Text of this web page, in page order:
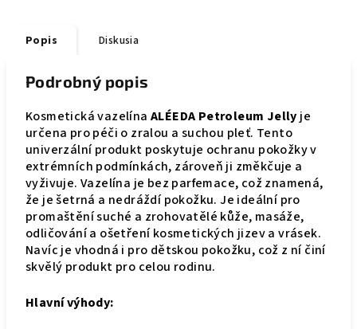
Popis Diskusia
Podrobný popis
Kosmetická vazelína ALÉEDA Petroleum Jelly je
určena pro péči o zralou a suchou pleť. Tento
univerzální produkt poskytuje ochranu pokožky v
extrémních podmínkách, zároveň ji změkčuje a
vyživuje. Vazelína je bez parfemace, což znamená,
že je šetrná a nedráždí pokožku. Je ideální pro
promaštění suché a zrohovatělé kůže, masáže,
odličování a ošetření kosmetických jizev a vrásek.
Navíc je vhodná i pro dětskou pokožku, což z ní činí
skvělý produkt pro celou rodinu.
Hlavní výhody: